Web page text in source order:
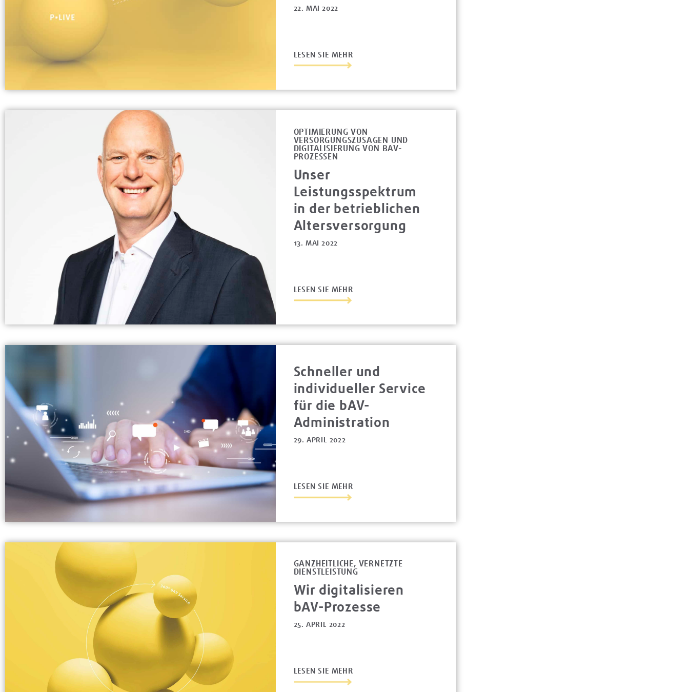
22. MAI 2022
LESEN SIE MEHR
OPTIMIERUNG VON
VERSORGUNGSZUSAGEN UND
DIGITALISIERUNG VON BAV-
PROZESSEN
Unser
Leistungsspektrum
in der betrieblichen
Altersversorgung
13. MAI 2022
LESEN SIE MEHR
Schneller und
individueller Service
für die bAV-
Administration
29. APRIL 2022
LESEN SIE MEHR
GANZHEITLICHE, VERNETZTE
DIENSTLEISTUNG
Wir digitalisieren
bAV-Prozesse
25. APRIL 2022
LESEN SIE MEHR